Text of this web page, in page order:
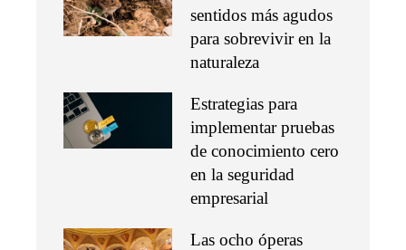
sentidos más agudos
para sobrevivir en la
naturaleza
Estrategias para
implementar pruebas
de conocimiento cero
en la seguridad
empresarial
Las ocho óperas